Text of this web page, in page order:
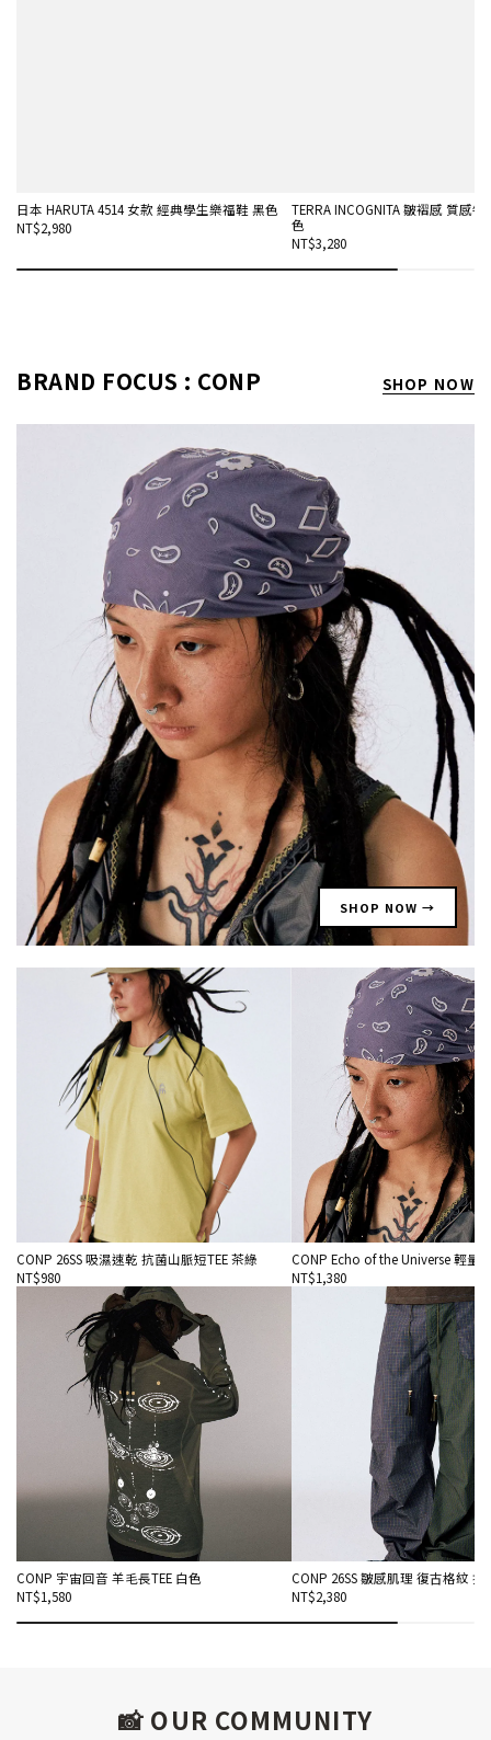
日本 HARUTA 4514 女款 經典學生樂福鞋 黑色
NT$2,980
TERRA INCOGNITA 皺褶感 質感
色
NT$3,280
BRAND FOCUS : CONP SHOP NOW
SHOP NOW →
CONP 26SS 吸濕速乾 抗菌山脈短TEE 茶綠
NT$980
CONP Echo of the Universe 輕量
NT$1,380
CONP 宇宙回音 羊毛長TEE 白色
NT$1,580
CONP 26SS 皺感肌理 復古格紋 拼
NT$2,380
📸 OUR COMMUNITY